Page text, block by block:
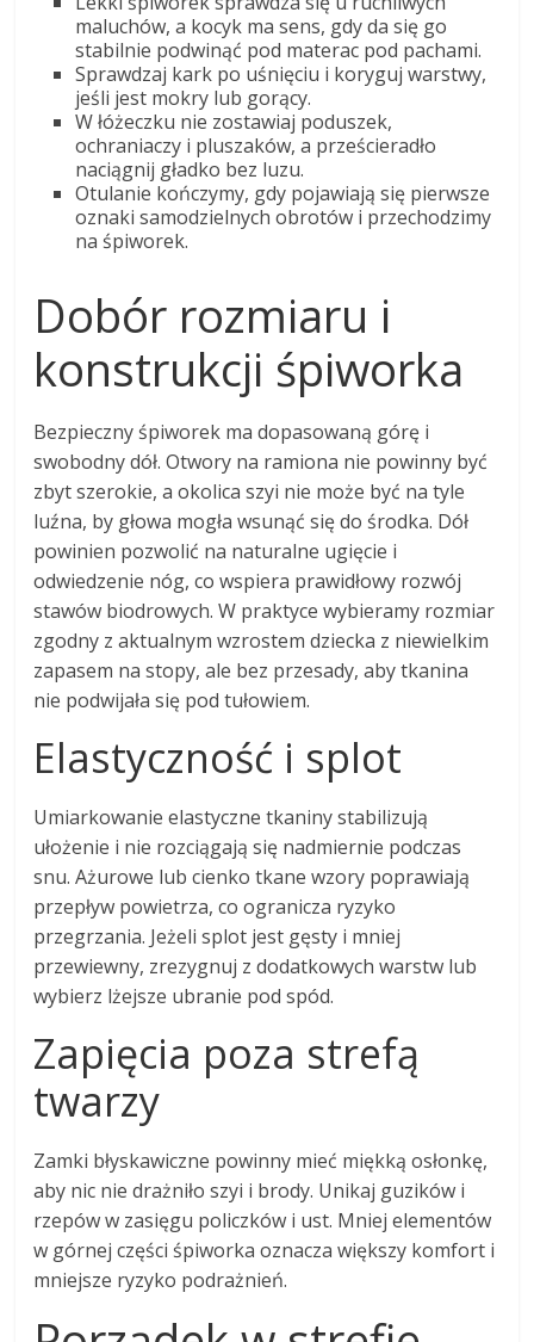
maluchów, a kocyk ma sens, gdy da się go
stabilnie podwinąć pod materac pod pachami.
Sprawdzaj kark po uśnięciu i koryguj warstwy,
jeśli jest mokry lub gorący.
W łóżeczku nie zostawiaj poduszek,
ochraniaczy i pluszaków, a prześcieradło
naciągnij gładko bez luzu.
Otulanie kończymy, gdy pojawiają się pierwsze
oznaki samodzielnych obrotów i przechodzimy
na śpiworek.
Dobór rozmiaru i
konstrukcji śpiworka
Bezpieczny śpiworek ma dopasowaną górę i
swobodny dół. Otwory na ramiona nie powinny być
zbyt szerokie, a okolica szyi nie może być na tyle
luźna, by głowa mogła wsunąć się do środka. Dół
powinien pozwolić na naturalne ugięcie i
odwiedzenie nóg, co wspiera prawidłowy rozwój
stawów biodrowych. W praktyce wybieramy rozmiar
zgodny z aktualnym wzrostem dziecka z niewielkim
zapasem na stopy, ale bez przesady, aby tkanina
nie podwijała się pod tułowiem.
Elastyczność i splot
Umiarkowanie elastyczne tkaniny stabilizują
ułożenie i nie rozciągają się nadmiernie podczas
snu. Ażurowe lub cienko tkane wzory poprawiają
przepływ powietrza, co ogranicza ryzyko
przegrzania. Jeżeli splot jest gęsty i mniej
przewiewny, zrezygnuj z dodatkowych warstw lub
wybierz lżejsze ubranie pod spód.
Zapięcia poza strefą
twarzy
Zamki błyskawiczne powinny mieć miękką osłonkę,
aby nic nie drażniło szyi i brody. Unikaj guzików i
rzepów w zasięgu policzków i ust. Mniej elementów
w górnej części śpiworka oznacza większy komfort i
mniejsze ryzyko podrażnień.